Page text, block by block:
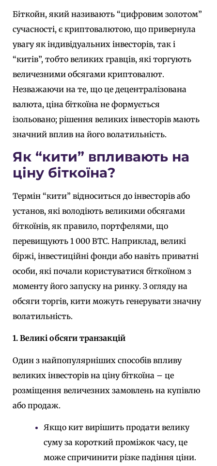
Біткойн, який називають “цифровим золотом”
сучасності, є криптовалютою, що привернула
увагу як індивідуальних інвесторів, так і
“китів”, тобто великих гравців, які торгують
величезними обсягами криптовалют.
Незважаючи на те, що це децентралізована
валюта, ціна біткоїна не формується
ізольовано; рішення великих інвесторів мають
значний вплив на його волатильність.
Як “кити” впливають на
ціну біткоїна?
Термін “кити” відноситься до інвесторів або
установ, які володіють великими обсягами
біткоїнів, як правило, портфелями, що
перевищують 1 000 BTC. Наприклад, великі
біржі, інвестиційні фонди або навіть приватні
особи, які почали користуватися біткоїном з
моменту його запуску на ринку. З огляду на
обсяги торгів, кити можуть генерувати значну
волатильність.
1. Великі обсяги транзакцій
Один з найпопулярніших способів впливу
великих інвесторів на ціну біткоїна – це
розміщення величезних замовлень на купівлю
або продаж.
Якщо кит вирішить продати велику
суму за короткий проміжок часу, це
може спричинити різке падіння ціни.